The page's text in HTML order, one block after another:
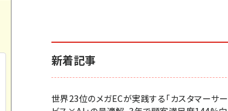
新着記事
世界23位のメガECが実践する「カスタマーサー